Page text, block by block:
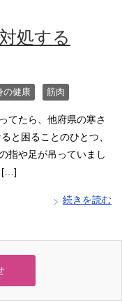
処する
の健康 筋肉
てたら、他府県の寒さ
と困ることのひとつ、
指や足が吊っていまし
[…]
続きを読む